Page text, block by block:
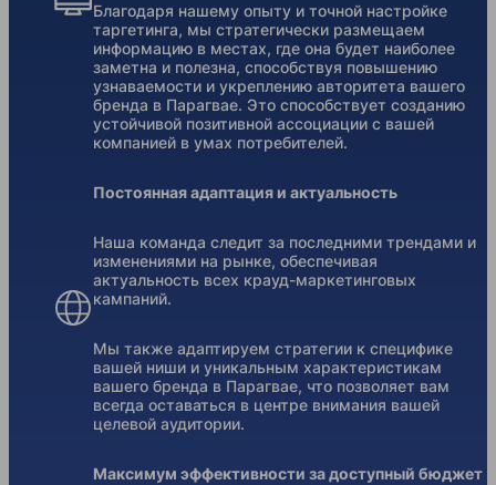
Благодаря нашему опыту и точной настройке
таргетинга, мы стратегически размещаем
информацию в местах, где она будет наиболее
заметна и полезна, способствуя повышению
узнаваемости и укреплению авторитета вашего
бренда в Парагвае. Это способствует созданию
устойчивой позитивной ассоциации с вашей
компанией в умах потребителей.
Постоянная адаптация и актуальность
Наша команда следит за последними трендами и
изменениями на рынке, обеспечивая
актуальность всех крауд-маркетинговых
кампаний.
Мы также адаптируем стратегии к специфике
вашей ниши и уникальным характеристикам
вашего бренда в Парагвае, что позволяет вам
всегда оставаться в центре внимания вашей
целевой аудитории.
Максимум эффективности за доступный бюджет